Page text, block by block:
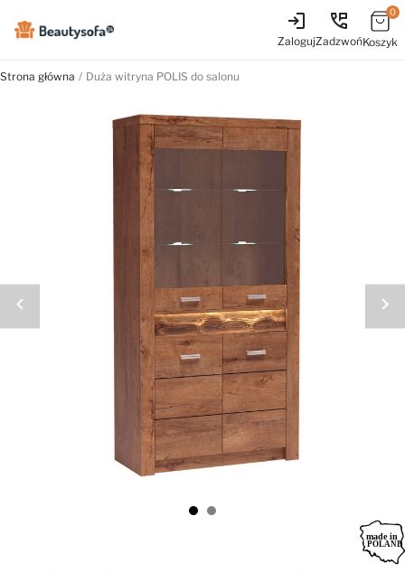
login
Zaloguj
perm_phone_msg
Zadzwoń
0
Koszyk
Strona główna Duża witryna POLIS do salonu